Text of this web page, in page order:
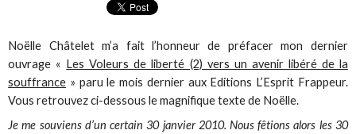
Noëlle Châtelet m’a fait l’honneur de préfacer mon dernier
ouvrage « Les Voleurs de liberté (2) vers un avenir libéré de la
souffrance » paru le mois dernier aux Editions L’Esprit Frappeur.
Vous retrouvez ci-dessous le magnifique texte de Noëlle.
Je me souviens d’un certain 30 janvier 2010. Nous fêtions alors les 30